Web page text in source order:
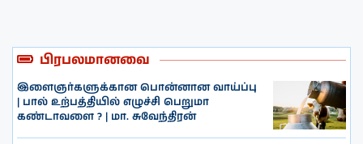
பிரபலமானவை
இளைஞர்களுக்கான பொன்னான வாய்ப்பு
| பால் உற்பத்தியில் எழுச்சி பெறுமா
கண்டாவளை ? | மா. சுவேந்திரன்